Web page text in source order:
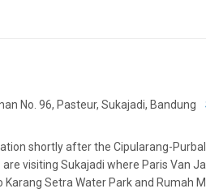
No. 96, Pasteur, Sukajadi, Bandung
shortly after the Cipularang-
visiting Sukajadi where Paris Van
Setra Water Park and Rumah